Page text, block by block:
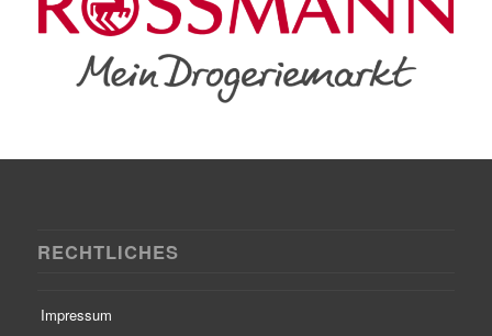
RECHTLICHES
Impressum